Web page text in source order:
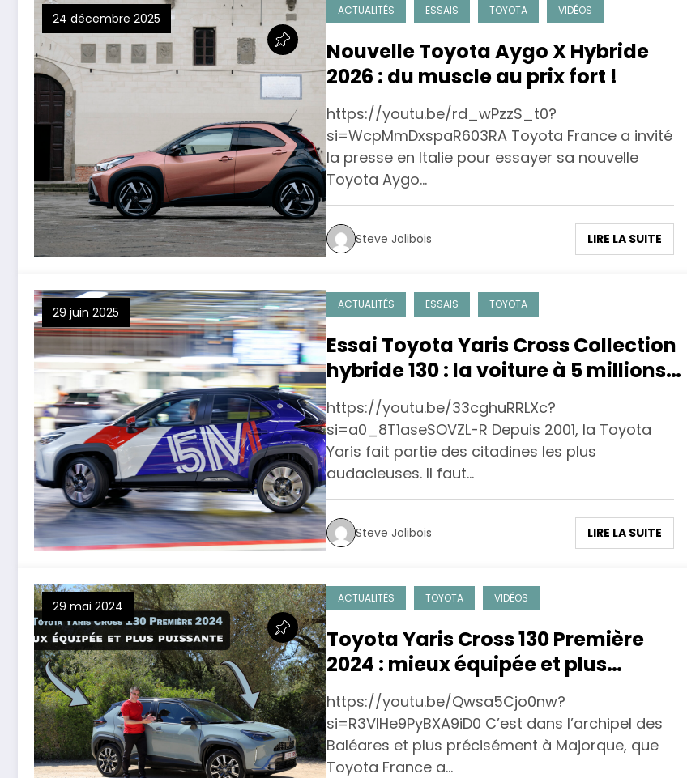
24 décembre 2025
ACTUALITÉS ESSAIS TOYOTA VIDÉOS
Nouvelle Toyota Aygo X Hybride
2026 : du muscle au prix fort !
https://youtu.be/rd_wPzzS_t0?
si=WcpMmDxspaR603RA Toyota France a invité
la presse en Italie pour essayer sa nouvelle
Toyota Aygo…
Steve Jolibois LIRE LA SUITE
29 juin 2025
ACTUALITÉS ESSAIS TOYOTA
Essai Toyota Yaris Cross Collection
hybride 130 : la voiture à 5 millions
d’exemplaires !
https://youtu.be/33cghuRRLXc?
si=a0_8T1aseSOVZL-R Depuis 2001, la Toyota
Yaris fait partie des citadines les plus
audacieuses. Il faut…
Steve Jolibois LIRE LA SUITE
29 mai 2024
ACTUALITÉS TOYOTA VIDÉOS
Toyota Yaris Cross 130 Première
2024 : mieux équipée et plus
puissante !
https://youtu.be/Qwsa5Cjo0nw?
si=R3VlHe9PyBXA9iD0 C’est dans l’archipel des
Baléares et plus précisément à Majorque, que
Toyota France a…